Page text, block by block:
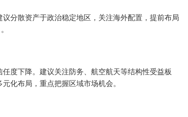
分散资产于政治稳定地区，关注海外配置，提前布局
度下降。建议关注防务、航空航天等结构性受益板
化布局，重点把握区域市场机会。